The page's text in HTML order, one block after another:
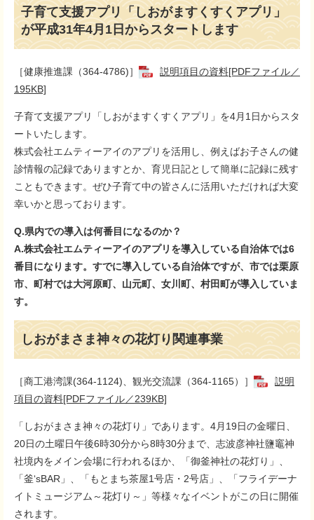
子育て支援アプリ「しおがますくすくアプリ」
が平成31年4月1日からスタートします
［健康推進課（364-4786)］
説明項目の資料[PDFファイル／
195KB]
子育て支援アプリ「しおがますくすくアプリ」を4月1日からスタ
ートいたします。
株式会社エムティーアイのアプリを活用し、例えばお子さんの健
診情報の記録でありますとか、育児日記として簡単に記録に残す
こともできます。ぜひ子育て中の皆さんに活用いただければ大変
幸いかと思っております。
Q.県内での導入は何番目になるのか？
A.株式会社エムティーアイのアプリを導入している自治体では6
番目になります。すでに導入している自治体ですが、市では栗原
市、町村では大河原町、山元町、女川町、村田町が導入していま
す。
しおがまさま神々の花灯り関連事業
［商工港湾課(364-1124)、観光交流課（364-1165）］
説明
項目の資料[PDFファイル／239KB]
「しおがまさま神々の花灯り」であります。4月19日の金曜日、
20日の土曜日午後6時30分から8時30分まで、志波彦神社鹽竈神
社境内をメイン会場に行われるほか、「御釜神社の花灯り」、
「釜‘sBAR」、「もとまち茶屋1号店・2号店」、「フライデーナ
イトミュージアム～花灯り～」等様々なイベントがこの日に開催
されます。